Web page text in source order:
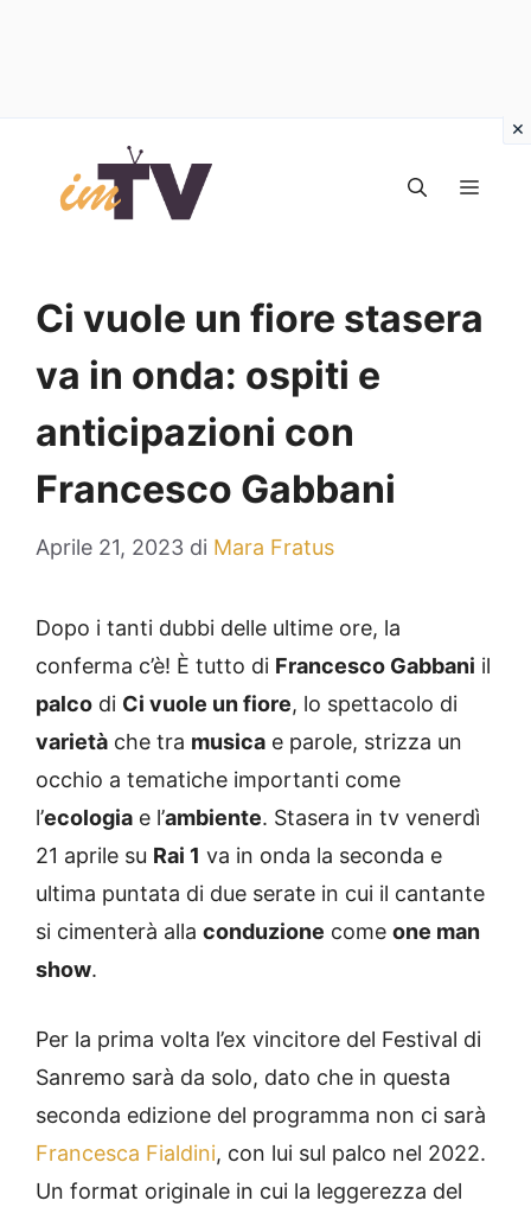
contenuto
Ci vuole un fiore stasera
va in onda: ospiti e
anticipazioni con
Francesco Gabbani
Aprile 21, 2023 di Mara Fratus
Dopo i tanti dubbi delle ultime ore, la
conferma c’è! È tutto di Francesco Gabbani il
palco di Ci vuole un fiore, lo spettacolo di
varietà che tra musica e parole, strizza un
occhio a tematiche importanti come
l’ecologia e l’ambiente. Stasera in tv venerdì
21 aprile su Rai 1 va in onda la seconda e
ultima puntata di due serate in cui il cantante
si cimenterà alla conduzione come one man
show.
Per la prima volta l’ex vincitore del Festival di
Sanremo sarà da solo, dato che in questa
seconda edizione del programma non ci sarà
Francesca Fialdini, con lui sul palco nel 2022.
Un format originale in cui la leggerezza del